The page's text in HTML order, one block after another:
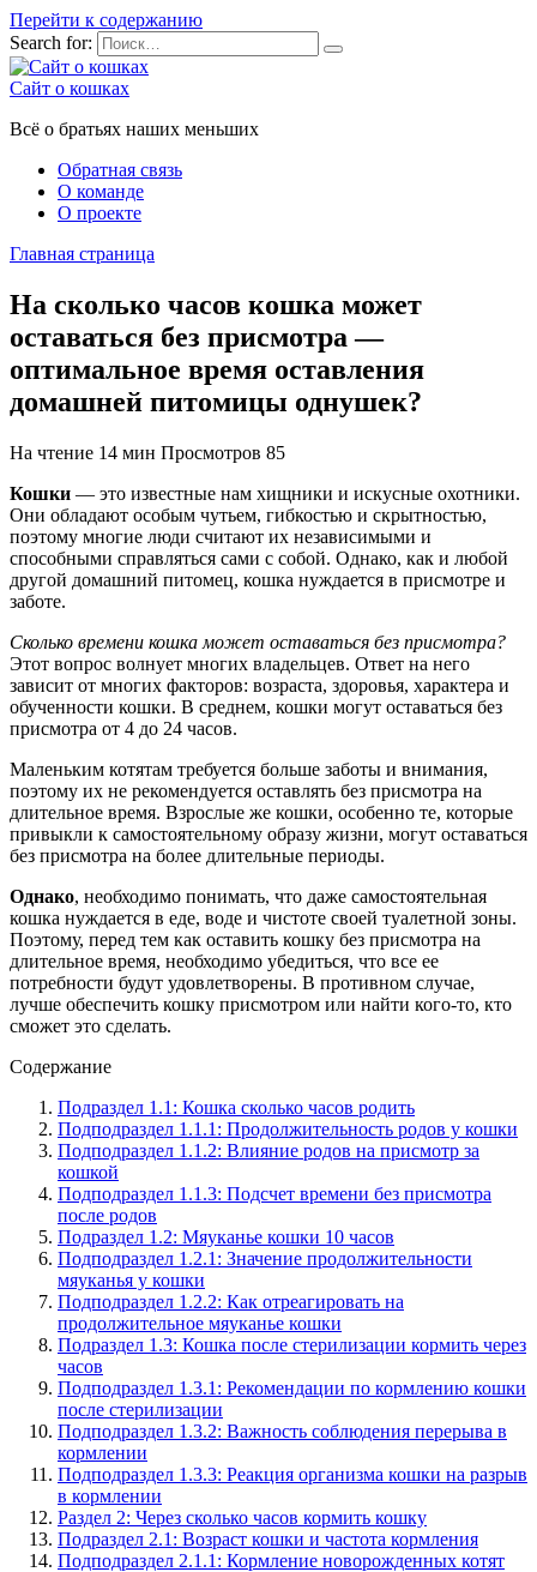
Перейти к содержанию
Search for:
Сайт о кошках
Всё о братьях наших меньших
Обратная связь
О команде
О проекте
Главная страница
На сколько часов кошка может
оставаться без присмотра —
оптимальное время оставления
домашней питомицы однушек?
На чтение 14 мин Просмотров 85
Кошки — это известные нам хищники и искусные охотники.
Они обладают особым чутьем, гибкостью и скрытностью,
поэтому многие люди считают их независимыми и
способными справляться сами с собой. Однако, как и любой
другой домашний питомец, кошка нуждается в присмотре и
заботе.
Сколько времени кошка может оставаться без присмотра?
Этот вопрос волнует многих владельцев. Ответ на него
зависит от многих факторов: возраста, здоровья, характера и
обученности кошки. В среднем, кошки могут оставаться без
присмотра от 4 до 24 часов.
Маленьким котятам требуется больше заботы и внимания,
поэтому их не рекомендуется оставлять без присмотра на
длительное время. Взрослые же кошки, особенно те, которые
привыкли к самостоятельному образу жизни, могут оставаться
без присмотра на более длительные периоды.
Однако, необходимо понимать, что даже самостоятельная
кошка нуждается в еде, воде и чистоте своей туалетной зоны.
Поэтому, перед тем как оставить кошку без присмотра на
длительное время, необходимо убедиться, что все ее
потребности будут удовлетворены. В противном случае,
лучше обеспечить кошку присмотром или найти кого-то, кто
сможет это сделать.
Содержание
Подраздел 1.1: Кошка сколько часов родить
Подподраздел 1.1.1: Продолжительность родов у кошки
Подподраздел 1.1.2: Влияние родов на присмотр за
кошкой
Подподраздел 1.1.3: Подсчет времени без присмотра
после родов
Подраздел 1.2: Мяуканье кошки 10 часов
Подподраздел 1.2.1: Значение продолжительности
мяуканья у кошки
Подподраздел 1.2.2: Как отреагировать на
продолжительное мяуканье кошки
Подраздел 1.3: Кошка после стерилизации кормить через
часов
Подподраздел 1.3.1: Рекомендации по кормлению кошки
после стерилизации
Подподраздел 1.3.2: Важность соблюдения перерыва в
кормлении
Подподраздел 1.3.3: Реакция организма кошки на разрыв
в кормлении
Раздел 2: Через сколько часов кормить кошку
Подраздел 2.1: Возраст кошки и частота кормления
Подподраздел 2.1.1: Кормление новорожденных котят